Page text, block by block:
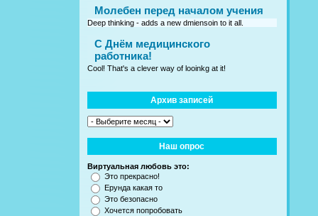
Молебен перед началом учения
Deep thinking - adds a new dmiensoin to it all.
C Днём медицинского
работника!
Cool! That's a clever way of looinkg at it!
Архив записей
Наш опрос
Виртуальная любовь это:
Это прекрасно!
Ерунда какая то
Это безопасно
Хочется попробовать